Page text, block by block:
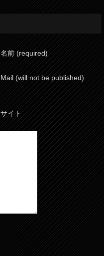
名前 (required)
Mail (will not be published)
サイト